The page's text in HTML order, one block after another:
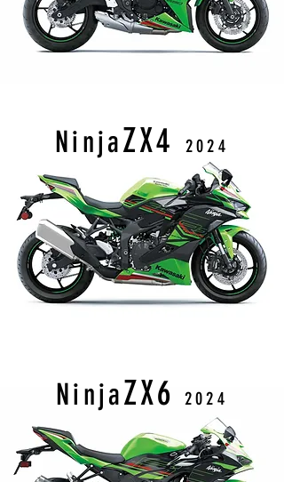
NinjaZX4 2024
NinjaZX6 2024